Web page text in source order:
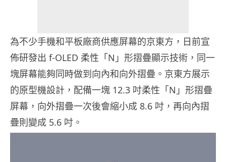
為不少手機和平板廠商供應屏幕的京東方，日前宣
佈研發出 f-OLED 柔性「N」形摺疊顯示技術，同一
塊屏幕能夠同時做到向內和向外摺疊。京東方展示
的原型機設計，配備一塊 12.3 吋柔性「N」形摺疊
屏幕，向外摺疊一次後會縮小成 8.6 吋，再向內摺
疊則變成 5.6 吋。